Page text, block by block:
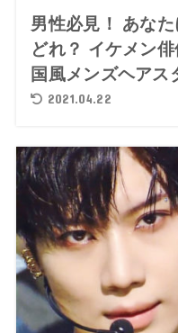
男性必見！ あな
どれ？ イケメン
国風メンズヘアス
2021.04.22